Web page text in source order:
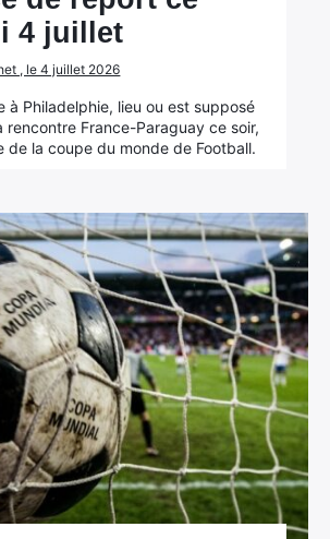
4 juillet
, le 4 juillet 2026
à Philadelphie, lieu ou est supposé
rencontre France-Paraguay ce soir,
de la coupe du monde de Football.